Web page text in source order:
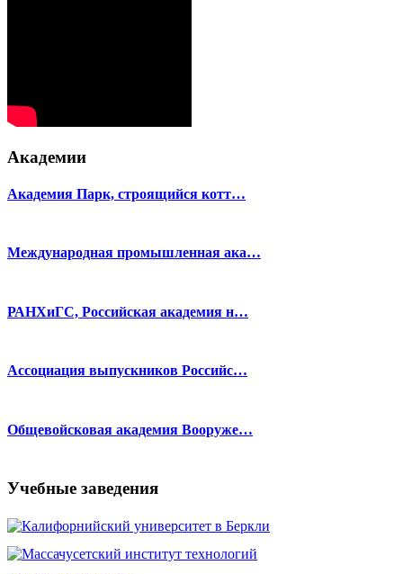
Академии
Академия Парк, строящийся котт…
Международная промышленная ака…
РАНХиГС, Российская академия н…
Ассоциация выпускников Российс…
Общевойсковая академия Вооруже…
Учебные заведения